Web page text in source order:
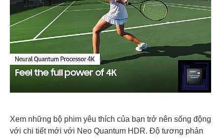
Xem những bộ phim yêu thích của bạn trở nên sống động
với chi tiết mới với Neo Quantum HDR. Độ tương phản